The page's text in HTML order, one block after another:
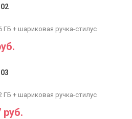
ГБ + шариковая ручка-стилус
ГБ + шариковая ручка-стилус
руб.